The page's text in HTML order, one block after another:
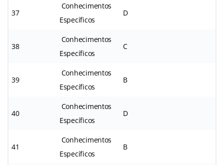
37
Conhecimentos
Específicos
D
38
Conhecimentos
Específicos
C
39
Conhecimentos
Específicos
B
40
Conhecimentos
Específicos
D
41
Conhecimentos
Específicos
B